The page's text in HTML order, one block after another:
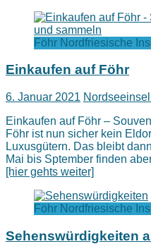
Föhr Nordfriesische
Einkaufen auf Föhr
6. Januar 2021
Einkaufen auf Föhr –
Föhr ist nun sicher kein
Luxusgütern. Das bleibt
Mai bis Sptember finden
[hier gehts weiter]
Föhr Nordfriesische
Sehenswürdigkeiten